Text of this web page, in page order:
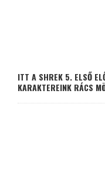
ITT A SHREK 5. ELSŐ
KARAKTEREINK RÁCS